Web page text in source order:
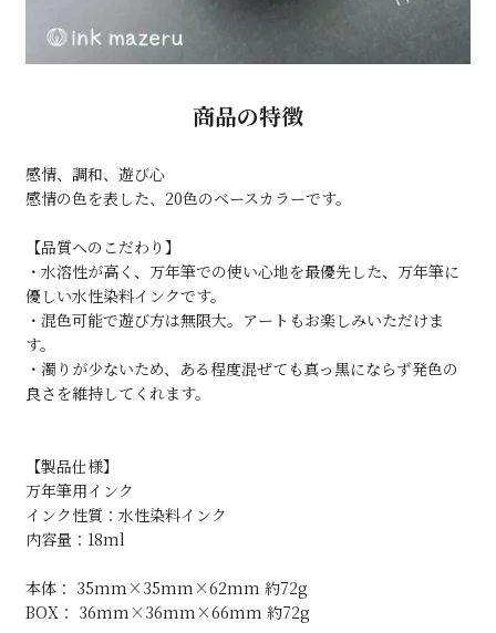
商品の特徴
感情、調和、遊び心
感情の色を表した、20色のベースカラーです。
【品質へのこだわり】
・水溶性が高く、万年筆での使い心地を最優先した、万年筆に
優しい水性染料インクです。
・混色可能で遊び方は無限大。アートもお楽しみいただけま
す。
・濁りが少ないため、ある程度混ぜても真っ黒にならず発色の
良さを維持してくれます。
【製品仕様】
万年筆用インク
インク性質：水性染料インク
内容量：18ml
本体： 35mm×35mm×62mm 約72g
BOX： 36mm×36mm×66mm 約72g